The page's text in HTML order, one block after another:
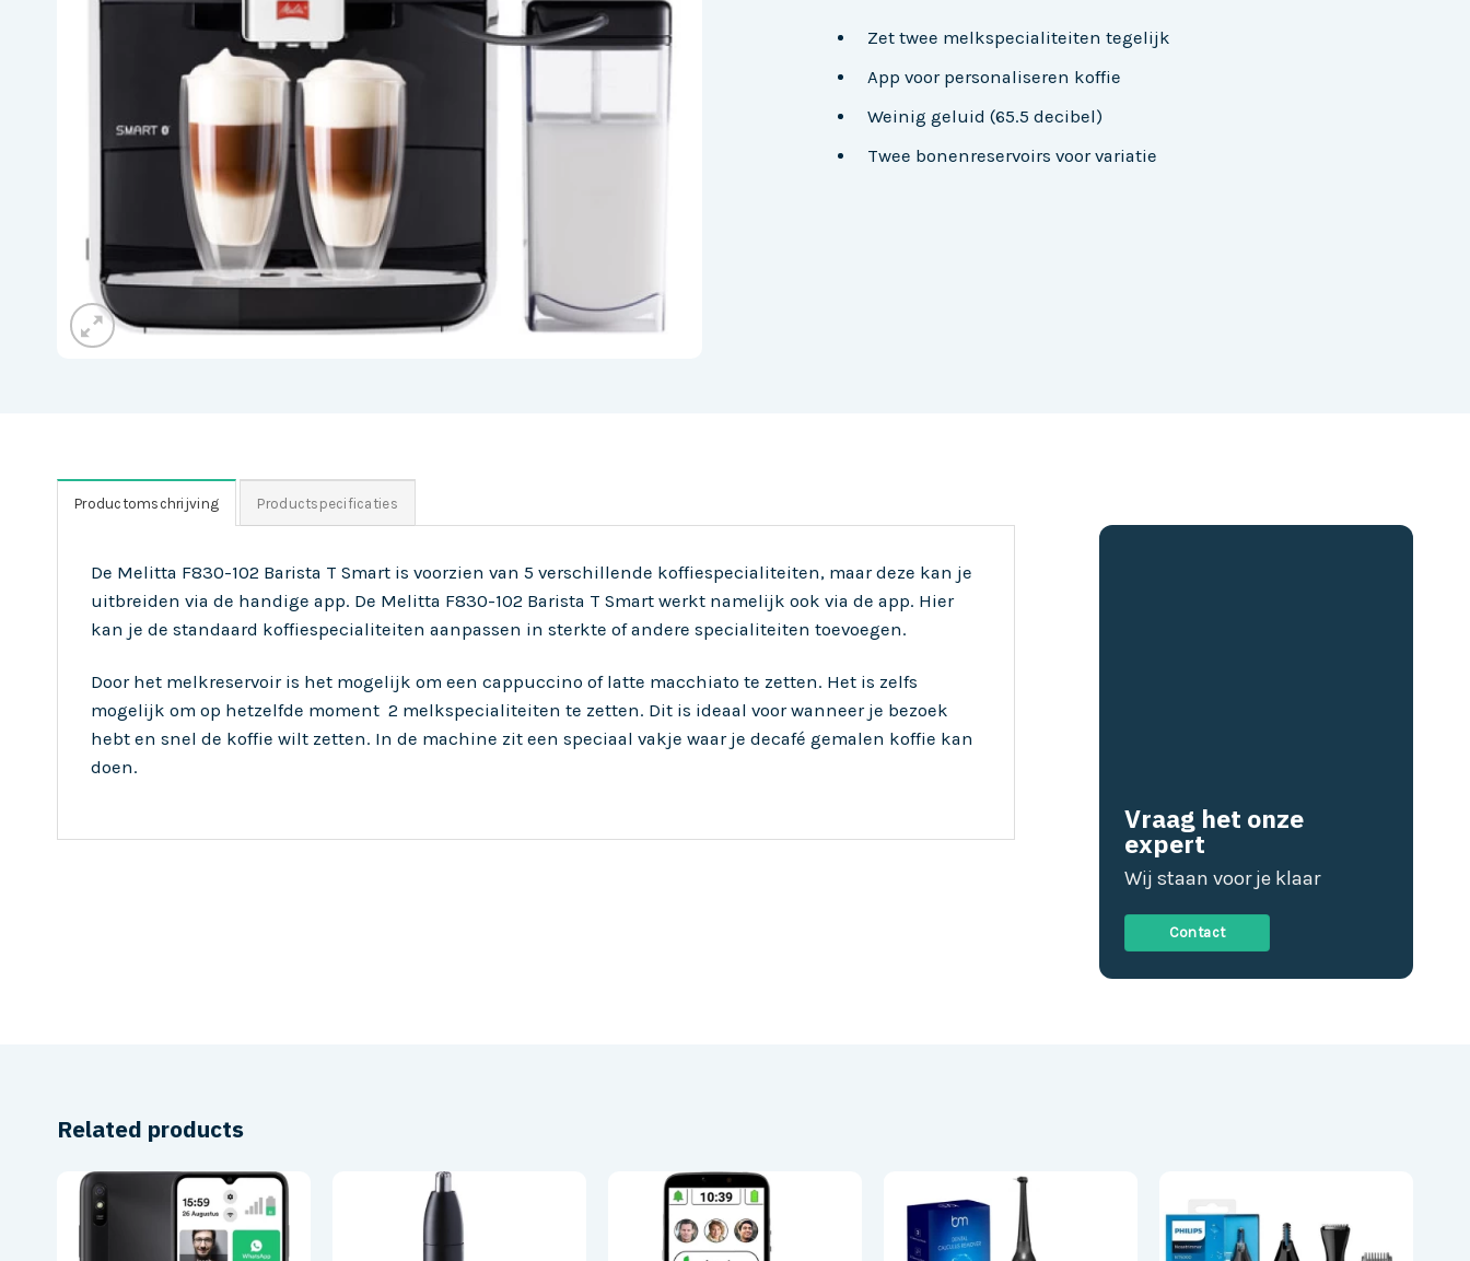
Zet twee melkspecialiteiten tegelijk
App voor personaliseren koffie
Weinig geluid (65.5 decibel)
Twee bonenreservoirs voor variatie
Productomschrijving Productspecificaties
De Melitta F830-102 Barista T Smart is voorzien van 5 verschillende koffiespecialiteiten, maar deze kan je
uitbreiden via de handige app. De Melitta F830-102 Barista T Smart werkt namelijk ook via de app. Hier
kan je de standaard koffiespecialiteiten aanpassen in sterkte of andere specialiteiten toevoegen.
Door het melkreservoir is het mogelijk om een cappuccino of latte macchiato te zetten. Het is zelfs
mogelijk om op hetzelfde moment 2 melkspecialiteiten te zetten. Dit is ideaal voor wanneer je bezoek
hebt en snel de koffie wilt zetten. In de machine zit een speciaal vakje waar je decafé gemalen koffie kan
doen.
Vraag het onze
expert
Wij staan voor je klaar
Contact
Related products